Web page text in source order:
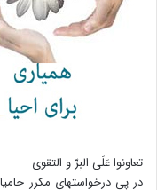
تعاونوا عَلَی البِرِّ و التقوی
در پی درخواستهای مکرر